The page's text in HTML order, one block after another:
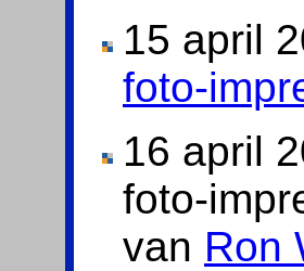
15 april
foto-
16 april
foto-
van Ron